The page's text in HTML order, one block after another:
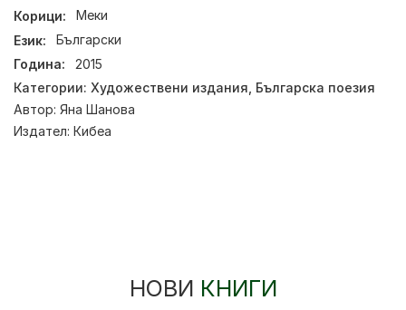
Корици:
Меки
Език:
Български
Година:
2015
Категории: Художествени издания Българска поезия
Автор: Яна Шанова
Издател: Кибеа
НОВИ КНИГИ